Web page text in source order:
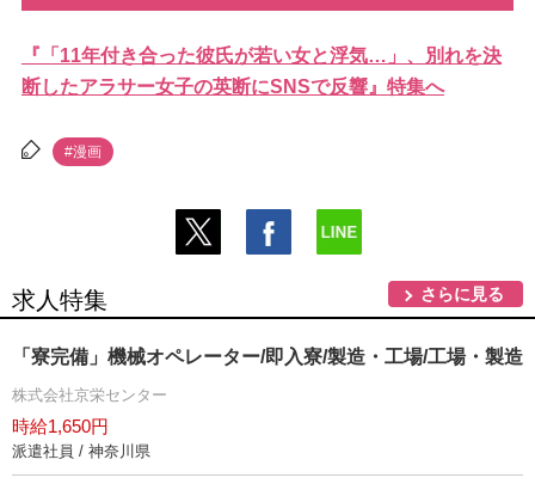
『「11年付き合った彼氏が若い女と浮気…」、別れを決
断したアラサー女子の英断にSNSで反響』特集へ
#漫画
求人特集 さらに見る
「寮完備」機械オペレーター/即入寮/製造・工場/工場・製造
株式会社京栄センター
時給1,650円
派遣社員 / 神奈川県